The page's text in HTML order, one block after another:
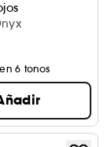
6 tonos